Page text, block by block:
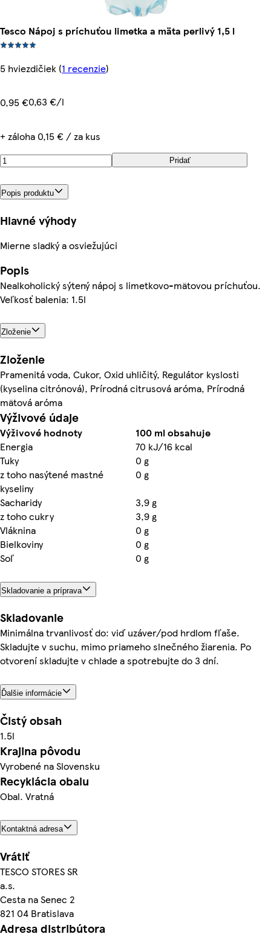
Tesco Nápoj s príchuťou limetka a mäta perlivý 1,5 l
5 hviezdičiek (1 recenzie)
0,95 €0,63 €/l
+ záloha 0,15 € / za kus
Pridať
Popis produktu
Hlavné výhody
Mierne sladký a osviežujúci
Popis
Nealkoholický sýtený nápoj s limetkovo-mätovou príchuťou.
Veľkosť balenia: 1.5l
Zloženie
Zloženie
Pramenitá voda, Cukor, Oxid uhličitý, Regulátor kyslosti
(kyselina citrónová), Prírodná citrusová aróma, Prírodná
mätová aróma
Výživové údaje
Výživové hodnoty
100 ml obsahuje
Energia
70 kJ/16 kcal
Tuky
0 g
z toho nasýtené mastné
kyseliny
0 g
Sacharidy
3,9 g
z toho cukry
3,9 g
Vláknina
0 g
Bielkoviny
0 g
Soľ
0 g
Skladovanie a príprava
Skladovanie
Minimálna trvanlivosť do: viď uzáver/pod hrdlom fľaše.
Skladujte v suchu, mimo priameho slnečného žiarenia. Po
otvorení skladujte v chlade a spotrebujte do 3 dní.
Ďalšie informácie
Čistý obsah
1.5l
Krajina pôvodu
Vyrobené na Slovensku
Recyklácia obalu
Obal. Vratná
Kontaktná adresa
Vrátiť
TESCO STORES SR
a.s.
Cesta na Senec 2
821 04 Bratislava
Adresa distribútora